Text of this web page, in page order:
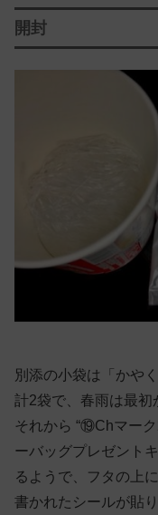
開封
別添の小袋は「かや
計2袋で、春雨は最初
それから “⑲Chマー
ーバッグプレゼント
るようで、フタの上
書かれたシールが貼